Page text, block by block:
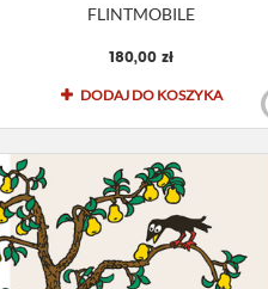
FLINTMOBILE
180,00 zł
DODAJ DO KOSZYKA